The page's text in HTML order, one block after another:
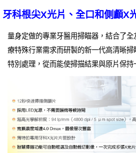
牙科根尖X光片、全口和側顱X
量身定做的專業牙醫用掃瞄器，結合了
療特殊行業需求而研製的新一代高清晰
特別處理，從而能使掃描結果與原片保持